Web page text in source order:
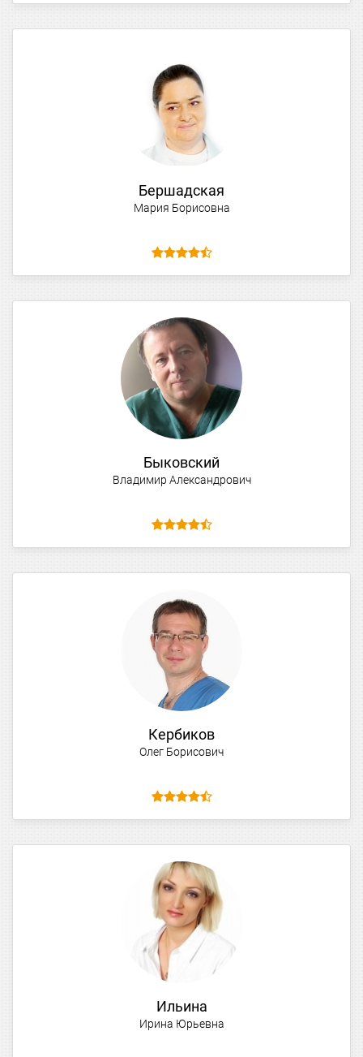
Бершадская
Мария Борисовна
Быковский
Владимир Александрович
Кербиков
Олег Борисович
Ильина
Ирина Юрьевна